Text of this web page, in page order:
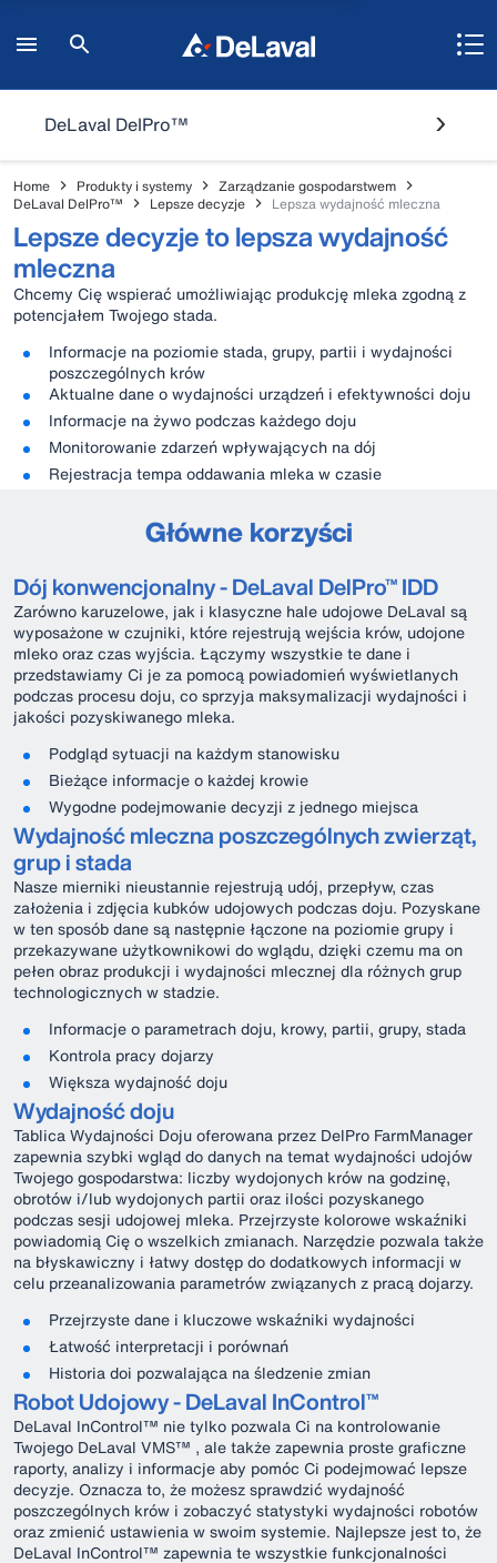
DeLaval DelPro™
Home Produkty i systemy
Zarządzanie gospodarstwem
DeLaval DelPro™
Lepsze decyzje Lepsza wydajność mleczna
Lepsze decyzje to lepsza wydajność
mleczna
Chcemy Cię wspierać umożliwiając produkcję mleka zgodną z
potencjałem Twojego stada.
Informacje na poziomie stada, grupy, partii i wydajności
poszczególnych krów
Aktualne dane o wydajności urządzeń i efektywności doju
Informacje na żywo podczas każdego doju
Monitorowanie zdarzeń wpływających na dój
Rejestracja tempa oddawania mleka w czasie
Główne korzyści
Dój konwencjonalny - DeLaval DelPro™ IDD
Zarówno karuzelowe, jak i klasyczne hale udojowe DeLaval są
wyposażone w czujniki, które rejestrują wejścia krów, udojone
mleko oraz czas wyjścia. Łączymy wszystkie te dane i
przedstawiamy Ci je za pomocą powiadomień wyświetlanych
podczas procesu doju, co sprzyja maksymalizacji wydajności i
jakości pozyskiwanego mleka.
Podgląd sytuacji na każdym stanowisku
Bieżące informacje o każdej krowie
Wygodne podejmowanie decyzji z jednego miejsca
Wydajność mleczna poszczególnych zwierząt,
grup i stada
Nasze mierniki nieustannie rejestrują udój, przepływ, czas
założenia i zdjęcia kubków udojowych podczas doju. Pozyskane
w ten sposób dane są następnie łączone na poziomie grupy i
przekazywane użytkownikowi do wglądu, dzięki czemu ma on
pełen obraz produkcji i wydajności mlecznej dla różnych grup
technologicznych w stadzie.
Informacje o parametrach doju, krowy, partii, grupy, stada
Kontrola pracy dojarzy
Większa wydajność doju
Wydajność doju
Tablica Wydajności Doju oferowana przez DelPro FarmManager
zapewnia szybki wgląd do danych na temat wydajności udojów
Twojego gospodarstwa: liczby wydojonych krów na godzinę,
obrotów i/lub wydojonych partii oraz ilości pozyskanego
podczas sesji udojowej mleka. Przejrzyste kolorowe wskaźniki
powiadomią Cię o wszelkich zmianach. Narzędzie pozwala także
na błyskawiczny i łatwy dostęp do dodatkowych informacji w
celu przeanalizowania parametrów związanych z pracą dojarzy.
Przejrzyste dane i kluczowe wskaźniki wydajności
Łatwość interpretacji i porównań
Historia doi pozwalająca na śledzenie zmian
Robot Udojowy - DeLaval InControl™
DeLaval InControl™ nie tylko pozwala Ci na kontrolowanie
Twojego DeLaval VMS™ , ale także zapewnia proste graficzne
raporty, analizy i informacje aby pomóc Ci podejmować lepsze
decyzje. Oznacza to, że możesz sprawdzić wydajność
poszczególnych krów i zobaczyć statystyki wydajności robotów
oraz zmienić ustawienia w swoim systemie. Najlepsze jest to, że
DeLaval InControl™ zapewnia te wszystkie funkcjonalności